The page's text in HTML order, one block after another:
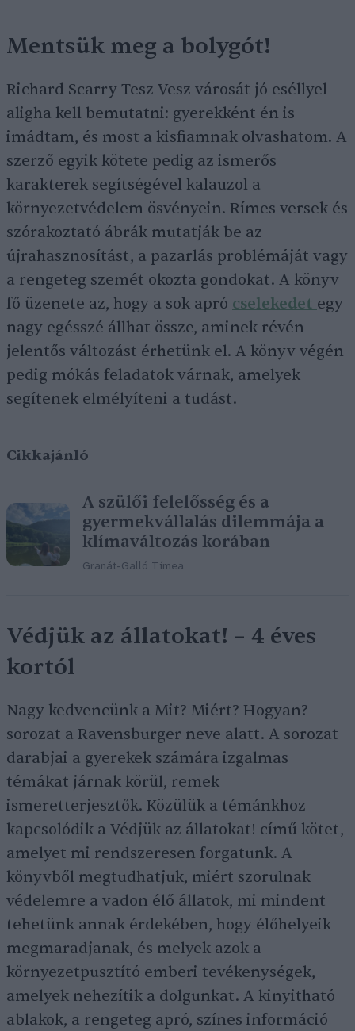
Mentsük meg a bolygót!
Richard Scarry Tesz-Vesz városát jó eséllyel
aligha kell bemutatni: gyerekként én is
imádtam, és most a kisfiamnak olvashatom. A
szerző egyik kötete pedig az ismerős
karakterek segítségével kalauzol a
környezetvédelem ösvényein. Rímes versek és
szórakoztató ábrák mutatják be az
újrahasznosítást, a pazarlás problémáját vagy
a rengeteg szemét okozta gondokat. A könyv
fő üzenete az, hogy a sok apró cselekedet egy
nagy egésszé állhat össze, aminek révén
jelentős változást érhetünk el. A könyv végén
pedig mókás feladatok várnak, amelyek
segítenek elmélyíteni a tudást.
Cikkajánló
A szülői felelősség és a
gyermekvállalás dilemmája a
klímaváltozás korában
Granát-Galló Tímea
Védjük az állatokat! – 4 éves
kortól
Nagy kedvencünk a Mit? Miért? Hogyan?
sorozat a Ravensburger neve alatt. A sorozat
darabjai a gyerekek számára izgalmas
témákat járnak körül, remek
ismeretterjesztők. Közülük a témánkhoz
kapcsolódik a Védjük az állatokat! című kötet,
amelyet mi rendszeresen forgatunk. A
könyvből megtudhatjuk, miért szorulnak
védelemre a vadon élő állatok, mi mindent
tehetünk annak érdekében, hogy élőhelyeik
megmaradjanak, és melyek azok a
környezetpusztító emberi tevékenységek,
amelyek nehezítik a dolgunkat. A kinyitható
ablakok, a rengeteg apró, színes információ